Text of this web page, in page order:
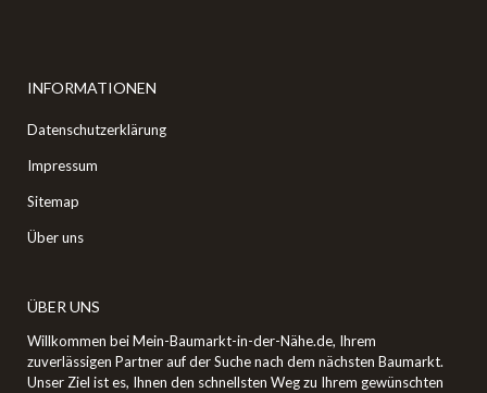
INFORMATIONEN
Datenschutzerklärung
Impressum
Sitemap
Über uns
ÜBER UNS
Willkommen bei Mein-Baumarkt-in-der-Nähe.de, Ihrem
zuverlässigen Partner auf der Suche nach dem nächsten Baumarkt.
Unser Ziel ist es, Ihnen den schnellsten Weg zu Ihrem gewünschten